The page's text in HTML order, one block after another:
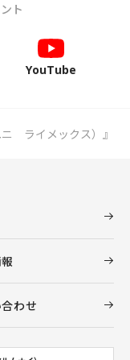
ト
YouTube
ライメックス）』
わせ